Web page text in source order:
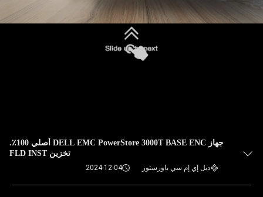
جهاز DELL EMC PowerStore 3000T BASE ENC أصلي 100٪.
تخزين FLD INST
ديل إي إم سي باورستور 2024-12-04